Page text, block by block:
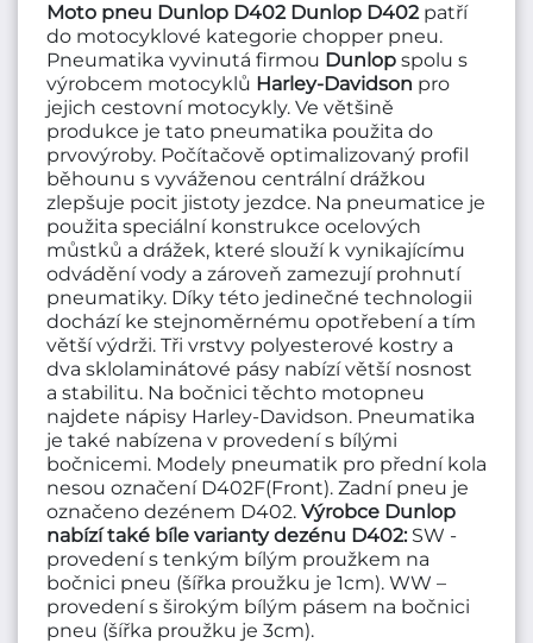
Moto pneu Dunlop D402 Dunlop D402patří
do motocyklové kategorie chopper pneu.
Pneumatika vyvinutá firmou Dunlop spolu s
výrobcem motocyklů Harley-Davidson pro
jejich cestovní motocykly. Ve většině
produkce je tato pneumatika použita do
prvovýroby. Počítačově optimalizovaný profil
běhounu s vyváženou centrální drážkou
zlepšuje pocit jistoty jezdce. Na pneumatice je
použita speciální konstrukce ocelových
můstků a drážek, které slouží k vynikajícímu
odvádění vody a zároveň zamezují prohnutí
pneumatiky. Díky této jedinečné technologii
dochází ke stejnoměrnému opotřebení a tím
větší výdrži. Tři vrstvy polyesterové kostry a
dva sklolaminátové pásy nabízí větší nosnost
a stabilitu. Na bočnici těchto motopneu
najdete nápisy Harley-Davidson. Pneumatika
je také nabízena v provedení s bílými
bočnicemi. Modely pneumatik pro přední kola
nesou označení D402F(Front). Zadní pneu je
označeno dezénem D402. Výrobce Dunlop
nabízí také bíle varianty dezénu D402: SW -
provedení s tenkým bílým proužkem na
bočnici pneu (šířka proužku je 1cm). WW –
provedení s širokým bílým pásem na bočnici
pneu (šířka proužku je 3cm).